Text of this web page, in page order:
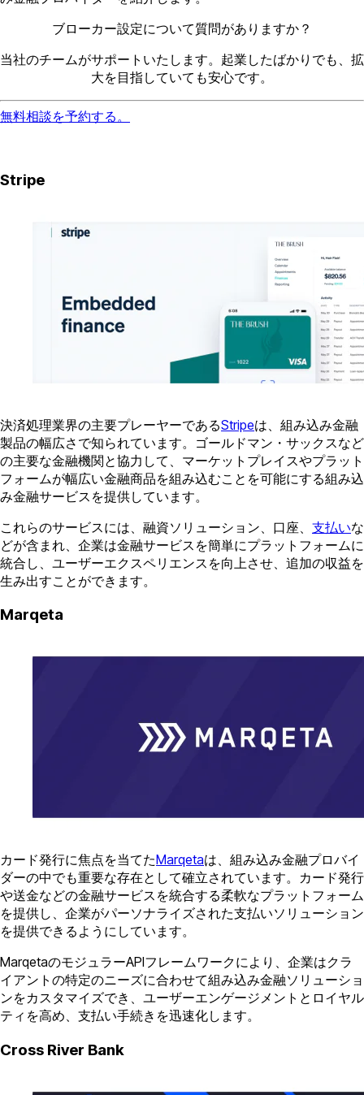
ブローカー設定について質問がありますか？
当社のチームがサポートいたします。起業したばかりでも、拡
大を目指していても安心です。
無料相談を予約する。
Stripe
決済処理業界の主要プレーヤーであるStripeは、組み込み金融
製品の幅広さで知られています。ゴールドマン・サックスなど
の主要な金融機関と協力して、マーケットプレイスやプラット
フォームが幅広い金融商品を組み込むことを可能にする組み込
み金融サービスを提供しています。
これらのサービスには、融資ソリューション、口座、 支払いな
どが含まれ、企業は金融サービスを簡単にプラットフォームに
統合し、ユーザーエクスペリエンスを向上させ、追加の収益を
生み出すことができます。
Marqeta
カード発行に焦点を当てたMarqetaは、組み込み金融プロバイ
ダーの中でも重要な存在として確立されています。カード発行
や送金などの金融サービスを統合する柔軟なプラットフォーム
を提供し、企業がパーソナライズされた支払いソリューション
を提供できるようにしています。
MarqetaのモジュラーAPIフレームワークにより、企業はクラ
イアントの特定のニーズに合わせて組み込み金融ソリューショ
ンをカスタマイズでき、ユーザーエンゲージメントとロイヤル
ティを高め、支払い手続きを迅速化します。
Cross River Bank